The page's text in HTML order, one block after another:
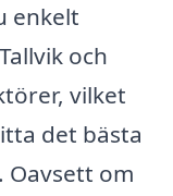
enkelt
och
vilket
det bästa
om